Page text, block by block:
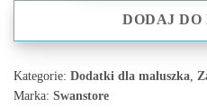
DODAJ
Kategorie: Dodatki dla maluszka
Marka: Swanstore